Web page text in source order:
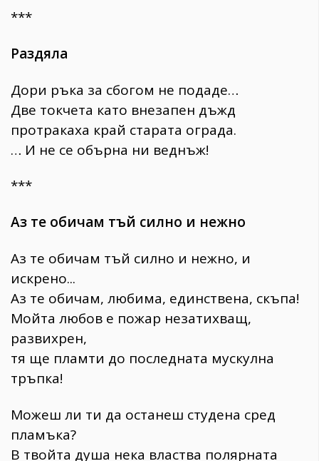
***
Раздяла
Дори ръка за сбогом не подаде…
Две токчета като внезапен дъжд
протракаха край старата ограда.
… И не се обърна ни веднъж!
***
Аз те обичам тъй силно и нежно
Аз те обичам тъй силно и нежно, и
искрено...
Аз те обичам, любима, единствена, скъпа!
Мойта любов е пожар незатихващ,
развихрен,
тя ще пламти до последната мускулна
тръпка!
Можеш ли ти да останеш студена сред
пламъка?
В твойта душа нека властва полярната